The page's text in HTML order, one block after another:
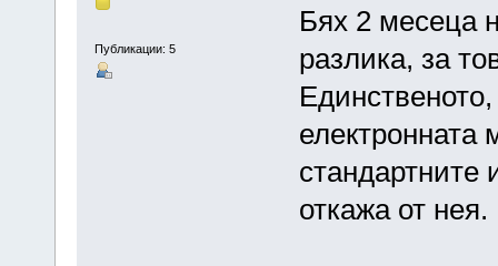
Публикации: 5
Бях 2 месеца
разлика, за
електронната
стандартните
откажа от нея.